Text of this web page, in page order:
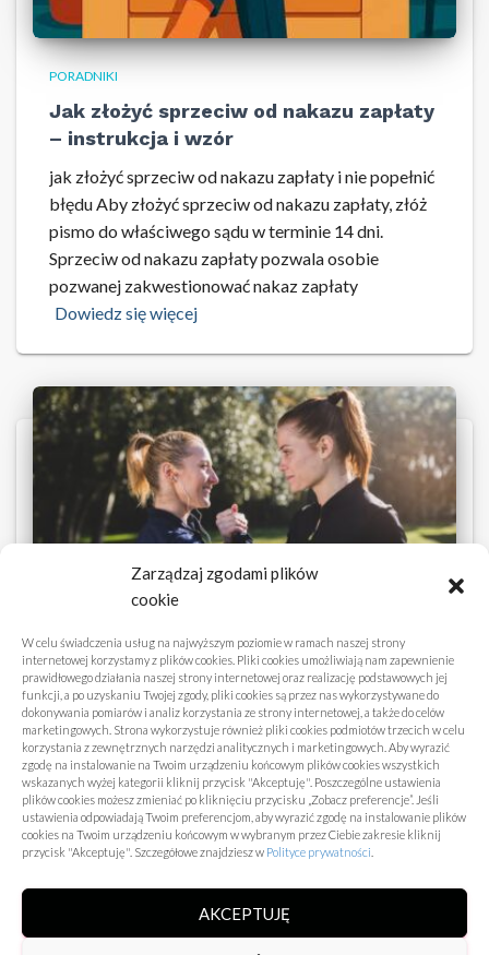
Zarządzaj zgodami plików
cookie
W celu świadczenia usług na najwyższym poziomie w ramach naszej strony
internetowej korzystamy z plików cookies. Pliki cookies umożliwiają nam zapewnienie
prawidłowego działania naszej strony internetowej oraz realizację podstawowych jej
funkcji, a po uzyskaniu Twojej zgody, pliki cookies są przez nas wykorzystywane do
dokonywania pomiarów i analiz korzystania ze strony internetowej, a także do celów
marketingowych. Strona wykorzystuje również pliki cookies podmiotów trzecich w celu
korzystania z zewnętrznych narzędzi analitycznych i marketingowych. Aby wyrazić
zgodę na instalowanie na Twoim urządzeniu końcowym plików cookies wszystkich
wskazanych wyżej kategorii kliknij przycisk "Akceptuję". Poszczególne ustawienia
plików cookies możesz zmieniać po kliknięciu przycisku „Zobacz preferencje”. Jeśli
ustawienia odpowiadają Twoim preferencjom, aby wyrazić zgodę na instalowanie plików
cookies na Twoim urządzeniu końcowym w wybranym przez Ciebie zakresie kliknij
przycisk "Akceptuję". Szczegółowe znajdziesz w Polityce prywatności
AKCEPTUJĘ
PORADNIKI
Jak złożyć sprzeciw od nakazu zapłaty
– instrukcja i wzór
jak złożyć sprzeciw od nakazu zapłaty i nie popełnić
błędu Aby złożyć sprzeciw od nakazu zapłaty, złóż
pismo do właściwego sądu w terminie 14 dni.
Sprzeciw od nakazu zapłaty pozwala osobie
pozwanej zakwestionować nakaz zapłaty
Dowiedz się więcej
PORADNIKI
Najlepsze sposoby na zwiększenie
refleksu w sztukach walki
Najlepsze sposoby na zwiększenie refleksu w
sztukach walki to temat, który zyskuje na
popularności wśród praktyków różnych dyscyplin
walki. Refleks to umiejętność szybkiego reagowania
na bodźce, co jest niezbędne nie tylko podczas
sparingów, ale także Dowiedz się więcej